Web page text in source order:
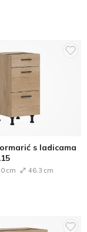
s ladicama
cm 46.3 cm